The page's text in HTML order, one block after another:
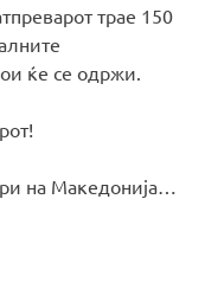
трае 150
ќе се одржи.
на Македонија…